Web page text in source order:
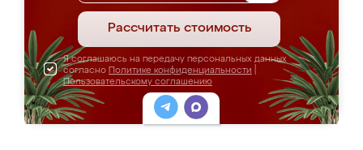
Рассчитать стоимость
Я соглашаюсь на передачу персональных данных
согласно Политике конфиденциальности
Пользовательскому соглашению